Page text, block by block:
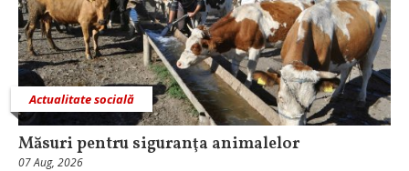
Actualitate socială
Măsuri pentru siguranţa animalelor
07 Aug, 2026